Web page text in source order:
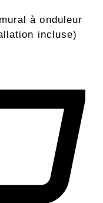
à onduleur
incluse)